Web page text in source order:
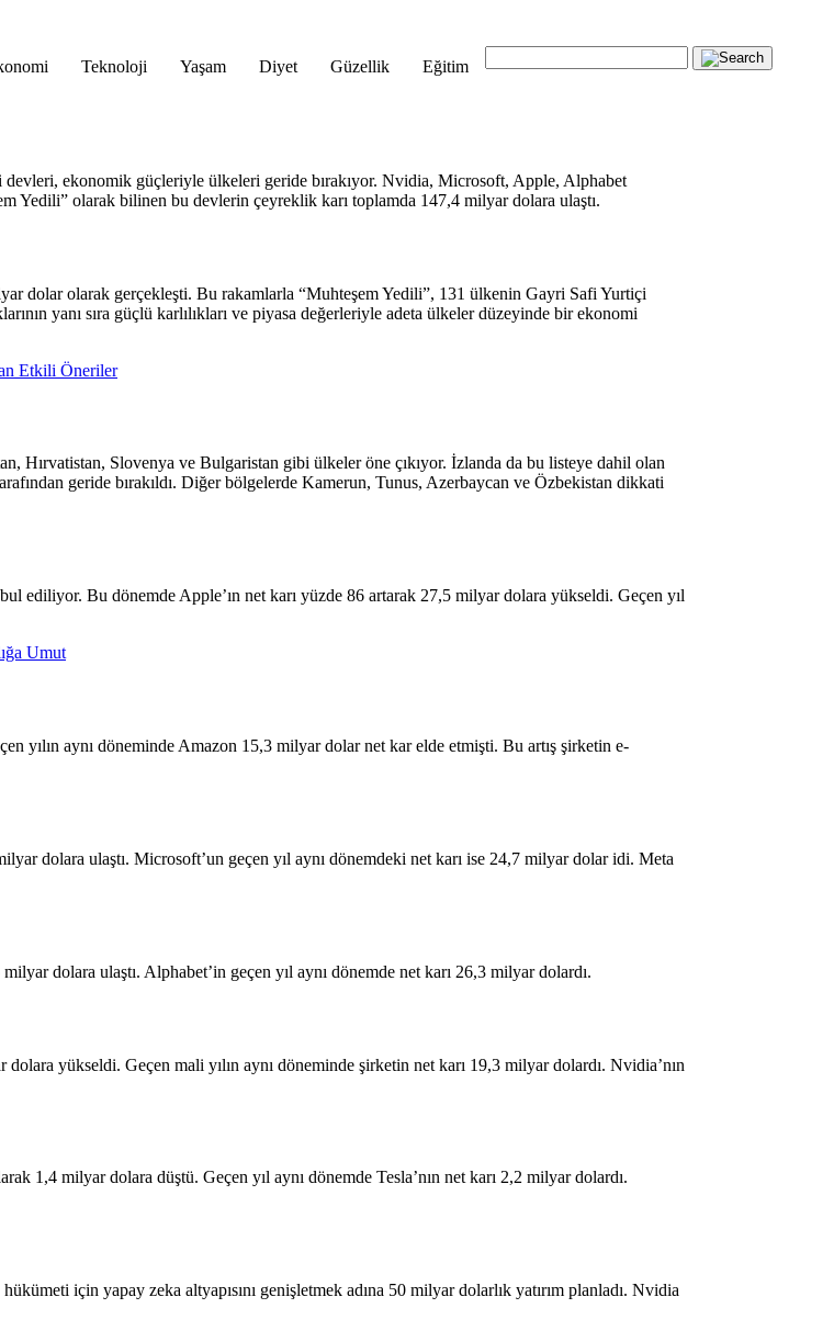
Teknoloji Yaşam Diyet Güzellik Eğitim
ekonomik güçleriyle ülkeleri geride bırakıyor. Nvidia, Microsoft, Apple, Alphabet
Yedili” olarak bilinen bu devlerin çeyreklik karı toplamda 147,4 milyar dolara ulaştı.
dolar olarak gerçekleşti. Bu rakamlarla “Muhteşem Yedili”, 131 ülkenin Gayri Safi Yurtiçi
yanı sıra güçlü karlılıkları ve piyasa değerleriyle adeta ülkeler düzeyinde bir ekonomi
Etkili Öneriler
Hırvatistan, Slovenya ve Bulgaristan gibi ülkeler öne çıkıyor. İzlanda da bu listeye dahil olan
geride bırakıldı. Diğer bölgelerde Kamerun, Tunus, Azerbaycan ve Özbekistan dikkati
ediliyor. Bu dönemde Apple’ın net karı yüzde 86 artarak 27,5 milyar dolara yükseldi. Geçen yıl
Umut
yılın aynı döneminde Amazon 15,3 milyar dolar net kar elde etmişti. Bu artış şirketin e-
dolara ulaştı. Microsoft’un geçen yıl aynı dönemdeki net karı ise 24,7 milyar dolar idi. Meta
dolara ulaştı. Alphabet’in geçen yıl aynı dönemde net karı 26,3 milyar dolardı.
yükseldi. Geçen mali yılın aynı döneminde şirketin net karı 19,3 milyar dolardı. Nvidia’nın
1,4 milyar dolara düştü. Geçen yıl aynı dönemde Tesla’nın net karı 2,2 milyar dolardı.
için yapay zeka altyapısını genişletmek adına 50 milyar dolarlık yatırım planladı. Nvidia